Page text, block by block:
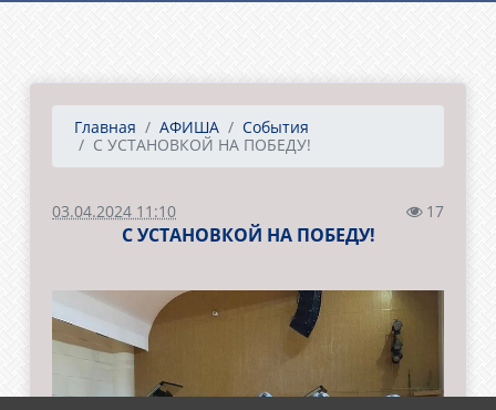
Главная АФИША
События
С УСТАНОВКОЙ НА ПОБЕДУ!
03.04.2024 11:10 17
С УСТАНОВКОЙ НА ПОБЕДУ!